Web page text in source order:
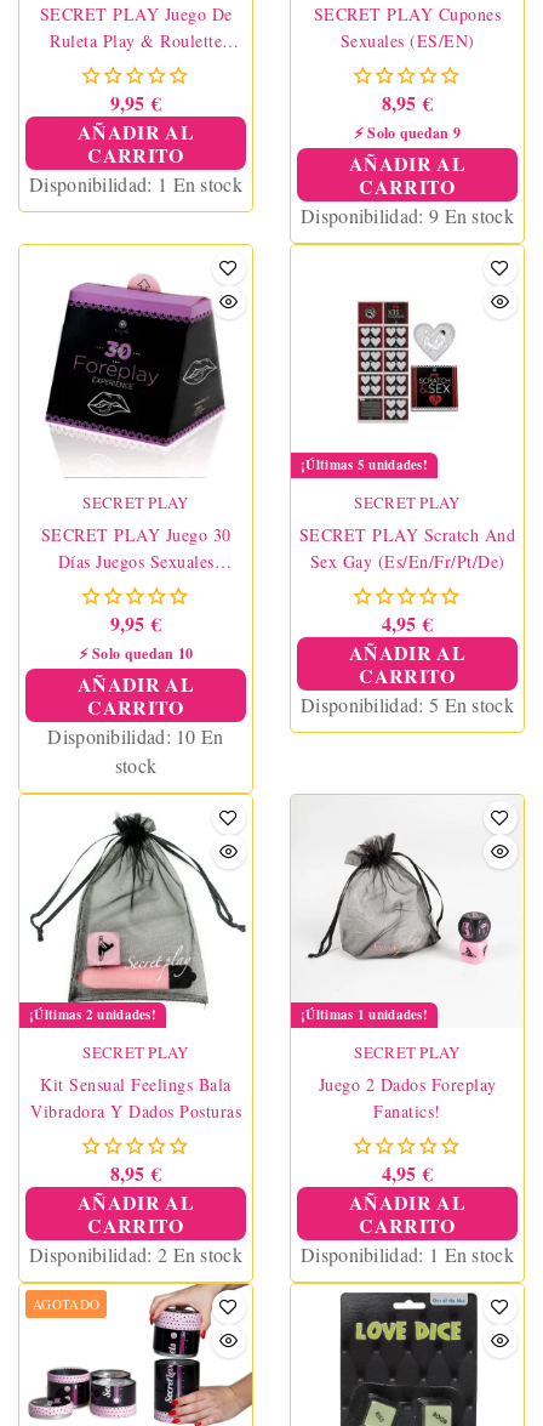
SECRET PLAY Juego De
Ruleta Play & Roulette
(ES/PT/EN/FR)
9,95 €
AÑADIR AL
CARRITO
Disponibilidad: 1 En stock
SECRET PLAY Cupones
Sexuales (ES/EN)
8,95 €
⚡ Solo quedan 9
AÑADIR AL
CARRITO
Disponibilidad: 9 En stock
SECRET PLAY
SECRET PLAY Juego 30
Días Juegos Sexuales
(ES/EN)
9,95 €
⚡ Solo quedan 10
AÑADIR AL
CARRITO
Disponibilidad: 10 En
stock
¡Últimas 5 unidades!
SECRET PLAY
SECRET PLAY Scratch And
Sex Gay (Es/En/Fr/Pt/De)
4,95 €
AÑADIR AL
CARRITO
Disponibilidad: 5 En stock
¡Últimas 2 unidades!
SECRET PLAY
Kit Sensual Feelings Bala
Vibradora Y Dados Posturas
8,95 €
AÑADIR AL
CARRITO
Disponibilidad: 2 En stock
¡Últimas 1 unidades!
SECRET PLAY
Juego 2 Dados Foreplay
Fanatics!
4,95 €
AÑADIR AL
CARRITO
Disponibilidad: 1 En stock
AGOTADO